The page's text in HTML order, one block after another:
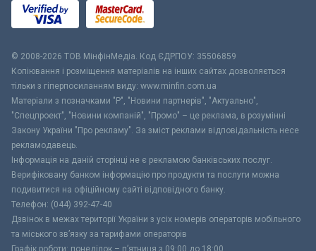
© 2008-2026 ТОВ МiнфiнМедiа. Код ЄДРПОУ: 35506859
Копіювання і розміщення матеріалів на інших сайтах дозволяється
тільки з гіперпосиланням виду: www.minfin.com.ua
Матеріали з позначками "Р", "Новини партнерів", "Актуально",
"Спецпроект", "Новини компаній", "Промо" – це реклама, в розумінні
Закону України "Про рекламу". За зміст реклами відповідальність несе
рекламодавець.
Інформація на даній сторінці не є рекламою банківських послуг.
Верифіковану банком інформацію про продукти та послуги можна
подивитися на офіційному сайті відповідного банку.
Телефон: (044) 392-47-40
Дзвінок в межах території України з усіх номерів операторів мобільного
та міського зв’язку за тарифами операторів
Графік роботи: понеділок – п’ятниця з 09:00 до 18:00